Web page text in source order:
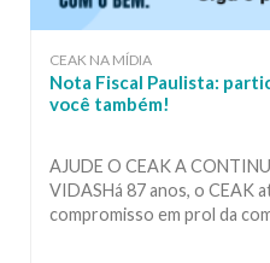
CEAK NA MÍDIA
Nota Fiscal Paulista:
você também!
AJUDE O CEAK A
VIDASHá 87 anos, o CEAK
compromisso em prol da